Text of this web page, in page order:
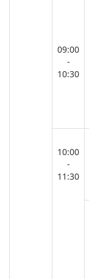
09:00
-
10:30
10:00
-
11:30